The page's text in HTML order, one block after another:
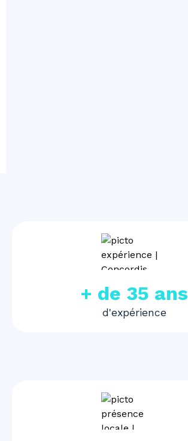
+ de 35 ans
d'expérience